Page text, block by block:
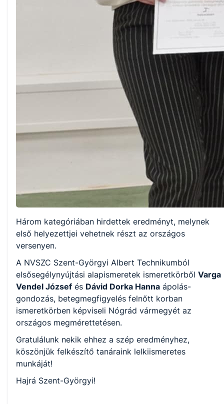
Három kategóriában hirdettek eredményt, melynek
első helyezettjei vehetnek részt az országos
versenyen.
A NVSZC Szent-Györgyi Albert Technikumból
elsősegélynyújtási alapismeretek ismeretkörből Varga
Vendel József és Dávid Dorka Hanna ápolás-
gondozás, betegmegfigyelés felnőtt korban
ismeretkörben képviseli Nógrád vármegyét az
országos megmérettetésen.
Gratulálunk nekik ehhez a szép eredményhez,
köszönjük felkészítő tanáraink lelkiismeretes
munkáját!
Hajrá Szent-Györgyi!